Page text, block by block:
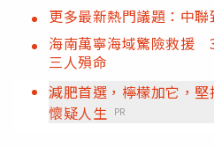
更多最新熱門議題：中
海南萬寧海域驚險救援
三人殞命
減肥首選，檸檬加它，
懷疑人生
PR